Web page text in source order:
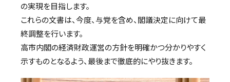
の実現を目指します。
これらの文書は、今度、与党を含め、閣議決定に向けて最
終調整を行います。
高市内閣の経済財政運営の方針を明確かつ分かりやすく
示すものとなるよう、最後まで徹底的にやり抜きます。